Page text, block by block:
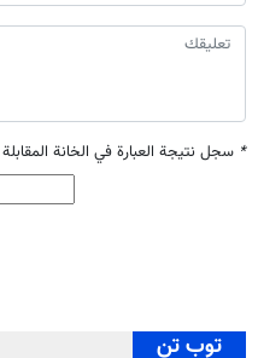
* سجل نتيجة العبارة في الخانة المقابلة
توب تن